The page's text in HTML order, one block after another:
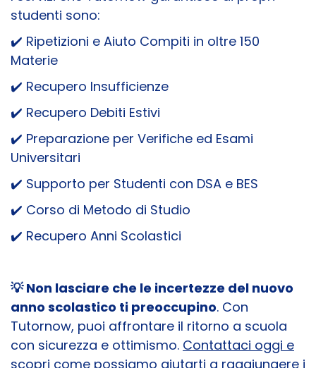
studenti sono:
✔️ Ripetizioni e Aiuto Compiti in oltre 150
Materie
✔️ Recupero Insufficienze
✔️ Recupero Debiti Estivi
✔️ Preparazione per Verifiche ed Esami
Universitari
✔️ Supporto per Studenti con DSA e BES
✔️ Corso di Metodo di Studio
✔️ Recupero Anni Scolastici
💡 Non lasciare che le incertezze del nuovo
anno scolastico ti preoccupino. Con
Tutornow, puoi affrontare il ritorno a scuola
con sicurezza e ottimismo. Contattaci oggi e
scopri come possiamo aiutarti a raggiungere i